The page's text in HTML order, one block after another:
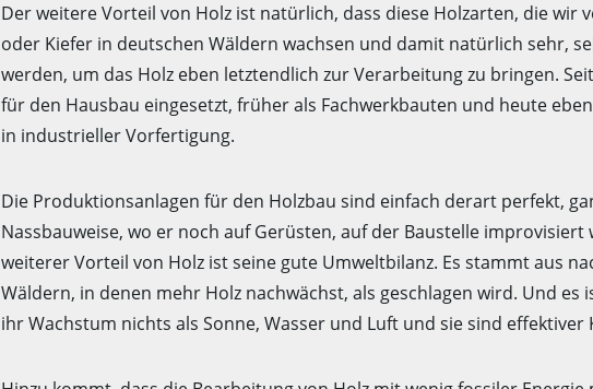
Der weitere Vorteil von Holz ist natürlich, dass diese Holzarten, die wir
oder Kiefer in deutschen Wäldern wachsen und damit natürlich sehr,
werden, um das Holz eben letztendlich zur Verarbeitung zu bringen.
für den Hausbau eingesetzt, früher als Fachwerkbauten und heute
in industrieller Vorfertigung.
Die Produktionsanlagen für den Holzbau sind einfach derart perfekt,
Nassbauweise, wo er noch auf Gerüsten, auf der Baustelle
weiterer Vorteil von Holz ist seine gute Umweltbilanz. Es stammt aus
Wäldern, in denen mehr Holz nachwächst, als geschlagen wird. Und es
ihr Wachstum nichts als Sonne, Wasser und Luft und sie sind